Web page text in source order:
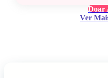
Doar
Ver